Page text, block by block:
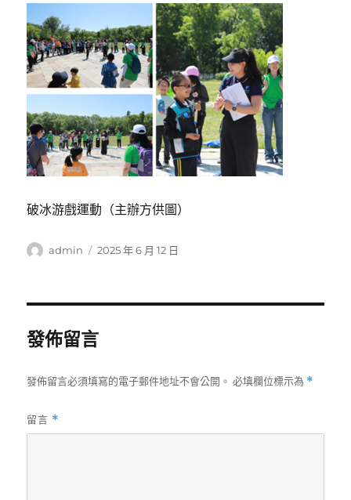
破冰游戲運動（主辦方供圖）
作
admin
發
2025 年 6 月 12 日
發佈留言
發佈留言必須填寫的電子郵件地址不會公開。 必填欄位標示為 *
留言 *